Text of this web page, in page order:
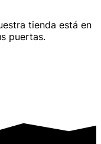
tienda está en
puertas.